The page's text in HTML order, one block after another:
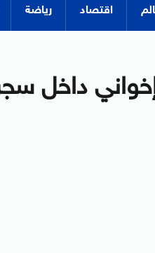
اقتصاد رياضة
داخل